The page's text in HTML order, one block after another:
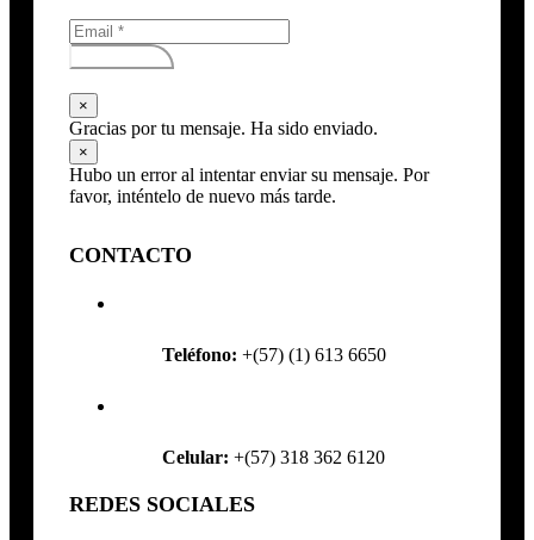
Subscribirse
×
Gracias por tu mensaje. Ha sido enviado.
×
Hubo un error al intentar enviar su mensaje. Por
favor, inténtelo de nuevo más tarde.
CONTACTO
Teléfono: +(57) (1) 613 6650
Celular: +(57) 318 362 6120
REDES SOCIALES